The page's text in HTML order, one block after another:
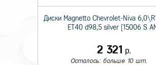
Диски Magnetto Chevrolet-Niva
ET40 d98,5 silver [15006 S
2 321 р.
Осталось: больше 10 шт.